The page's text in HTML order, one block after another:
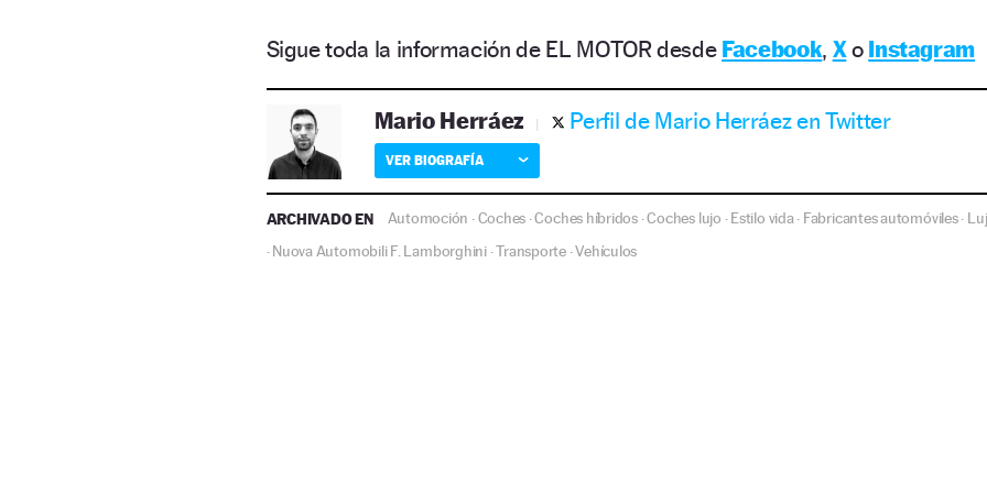
Sigue toda la información de EL MOTOR desde Facebook, Xo Instagram
Mario Herráez Perfil de Mario Herráez en Twitter
VER BIOGRAFÍA
ARCHIVADO EN Automoción ·Coches ·Coches híbridos ·Coches lujo ·Estilo vida· Fabricantes automóviles·
·Nuova Automobili F. Lamborghini·Transporte·Vehículos